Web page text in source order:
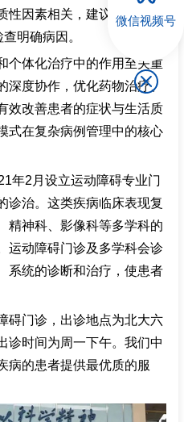
性因素相关，建议进一步完
明确病因。
个体化治疗中的作用至关重
深度协作，优化药物治疗、
效改善患者的症状与生活质
式在复杂病例管理中的核心
年2月设立运动障碍专业门
诊治。这类疾病临床表现复
精神科、影像科等多学科的
运动障碍门诊及多学科会诊
系统的诊断和治疗，使患者
碍门诊，出诊地点为北大六
诊时间为周一下午。我们中
病的患者提供最优质的服
微信视频号